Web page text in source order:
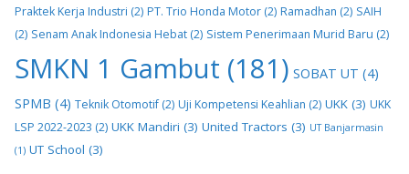
Praktek Kerja Industri (2) PT. Trio Honda Motor (2) Ramadhan (2) SAIH
(2) Senam Anak Indonesia Hebat (2) Sistem Penerimaan Murid Baru (2)
SMKN 1 Gambut (181) SOBAT UT (4)
SPMB (4) Teknik Otomotif(2) Uji Kompetensi Keahlian (2) UKK (3) UKK
LSP 2022-2023 (2) UKK Mandiri (3) United Tractors (3) UT Banjarmasin
(1) UT School (3)